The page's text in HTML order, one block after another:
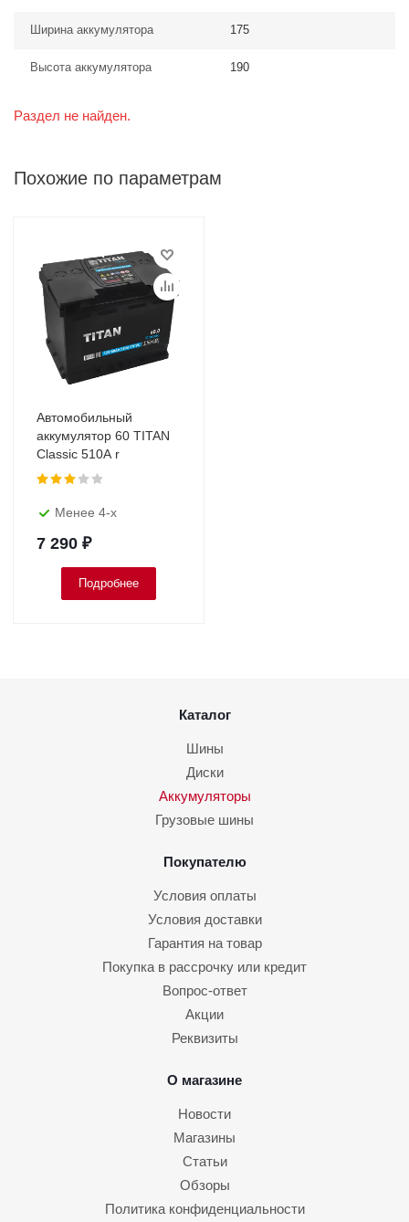
Ширина аккумулятора 175
Высота аккумулятора 190
Раздел не найден.
Похожие по параметрам
Автомобильный
аккумулятор 60 TITAN
Classic 510A r
Менее 4-х
7 290 ₽
Подробнее
Каталог
Шины
Диски
Аккумуляторы
Грузовые шины
Покупателю
Условия оплаты
Условия доставки
Гарантия на товар
Покупка в рассрочку или кредит
Вопрос-ответ
Акции
Реквизиты
О магазине
Новости
Магазины
Статьи
Обзоры
Политика конфиденциальности